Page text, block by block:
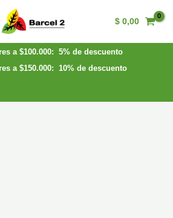
$ 0,00
a $100.000: 5% de descuento
a $150.000: 10% de descuento